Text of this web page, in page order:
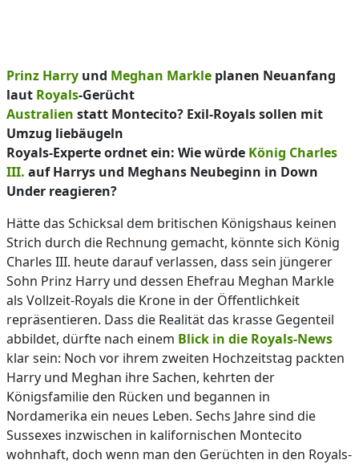
Prinz Harry und Meghan Markle planen Neuanfang
laut Royals-Gerücht
Australien statt Montecito? Exil-Royals sollen mit
Umzug liebäugeln
Royals-Experte ordnet ein: Wie würde König Charles
III. auf Harrys und Meghans Neubeginn in Down
Under reagieren?
Hätte das Schicksal dem britischen Königshaus keinen
Strich durch die Rechnung gemacht, könnte sich König
Charles III. heute darauf verlassen, dass sein jüngerer
Sohn Prinz Harry und dessen Ehefrau Meghan Markle
als Vollzeit-Royals die Krone in der Öffentlichkeit
repräsentieren. Dass die Realität das krasse Gegenteil
abbildet, dürfte nach einem Blick in die Royals-News
klar sein: Noch vor ihrem zweiten Hochzeitstag packten
Harry und Meghan ihre Sachen, kehrten der
Königsfamilie den Rücken und begannen in
Nordamerika ein neues Leben. Sechs Jahre sind die
Sussexes inzwischen in kalifornischen Montecito
wohnhaft, doch wenn man den Gerüchten in den Royals-